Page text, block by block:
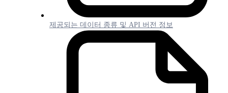
제공되는 데이터 종류 및 API 버전 정보